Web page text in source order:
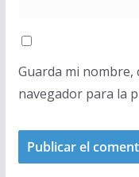
Guarda mi nombre,
navegador para la